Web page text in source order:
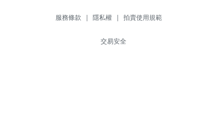
服務條款 | 隱私權 | 拍賣使用規範
交易安全